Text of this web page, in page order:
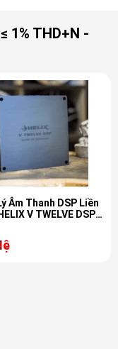
1% THD+N -
Âm Thanh DSP Liền
V TWELVE DSP